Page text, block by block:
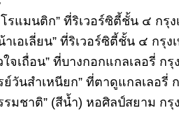
รแมนติก” ที่ริเวอร์ซิตี้ชั้น ๔ กรุง
าเอเลี่ยน” ที่ริเวอร์ซิตี้ชั้น ๔ กรุง
จเถื่อน” ที่บางกอกแกลเลอรี่ กรุ
ย์วันสำเหนียก” ที่ตาดูแกลเลอรี่
รมชาติ” (สีน้ำ) หอศิลป์สยาม กรุ